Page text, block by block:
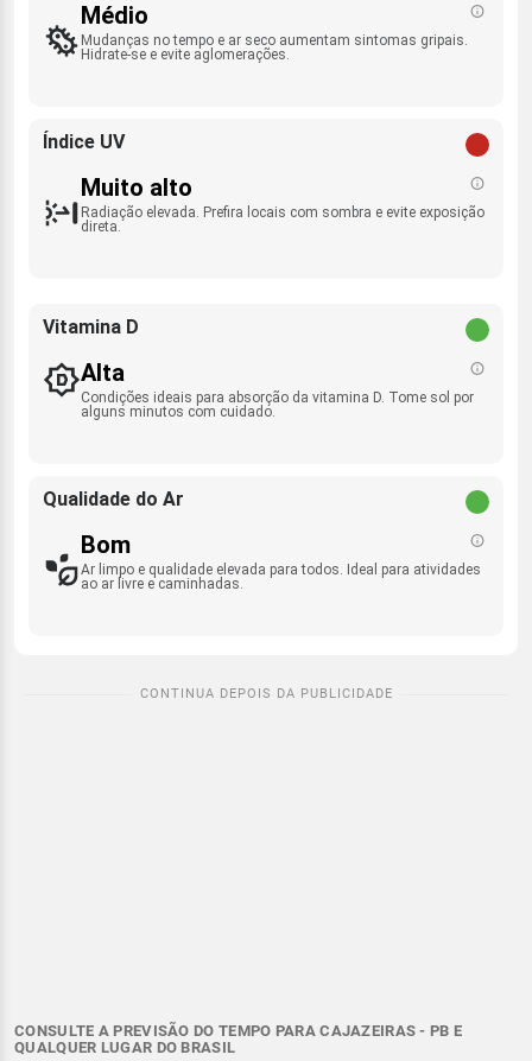
Médio
Mudanças no tempo e ar seco aumentam sintomas gripais.
Hidrate-se e evite aglomerações.
Índice UV
Muito alto
Radiação elevada. Prefira locais com sombra e evite exposição
direta.
Vitamina D
Alta
Condições ideais para absorção da vitamina D. Tome sol por
alguns minutos com cuidado.
Qualidade do Ar
Bom
Ar limpo e qualidade elevada para todos. Ideal para atividades
ao ar livre e caminhadas.
CONSULTE A PREVISÃO DO TEMPO PARA CAJAZEIRAS - PB E
QUALQUER LUGAR DO BRASIL